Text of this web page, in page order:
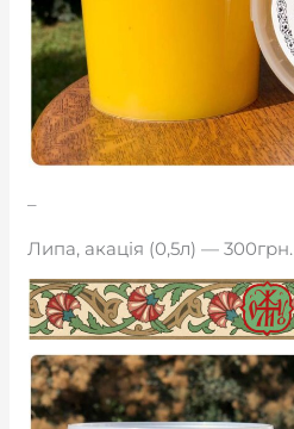
Липа, акація (0,5л) — 300грн.